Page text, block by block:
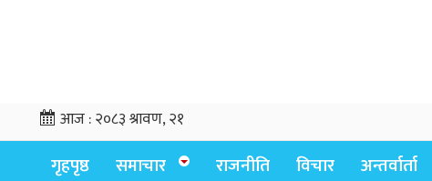
आज :२०८३ श्रावण, २१
गृहपृष्ठ समाचार राजनीति विचार अन्तर्वार्ता